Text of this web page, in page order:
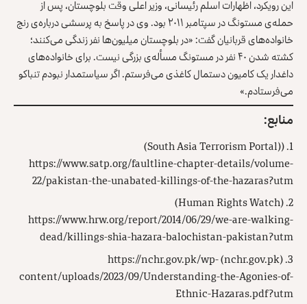
این رویکرد، اظهاراتاسلم رئیسانی، وزیر اعلی وقت بلوچستان، پس از
حمله‌ی مستونگ در سپتامبر ۲۰۱۱ بود. وی در پاسخ به پرسشی درباره‌ی رنج
خانواده‌های قربانیان گفت: «در بلوچستان میلیون‌ها نفر زندگی می‌کنند؛
کشته شدن ۴۰ نفر در مستونگ مسأله‌ی بزرگی نیست. برای خانواده‌های
داغدار یک کامیون دستمال کاغذی می‌فرستم. اگر سیاستمدار نبودم تنباکو
می‌فرستادم.»
منابع:
((South Asia Terrorism Portal)
https://www.satp.org/faultline-chapter-details/volume-
22/pakistan-the-unabated-killings-of-the-hazaras?utm
(Human Rights Watch)
https://www.hrw.org/report/2014/06/29/we-are-walking-
dead/killings-shia-hazara-balochistan-pakistan?utm
(nchr.gov.pk)
https://nchr.gov.pk/wp-
content/uploads/2023/09/Understanding-the-Agonies-of-
Ethnic-Hazaras.pdf?utm